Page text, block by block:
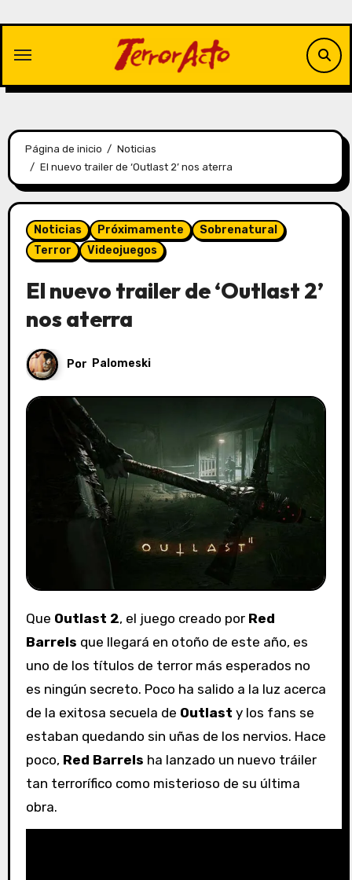
contenido
Página de inicio
Noticias
El nuevo trailer de ‘Outlast 2’ nos aterra
Noticias Próximamente
Sobrenatural
Terror
Videojuegos
El nuevo trailer de ‘Outlast 2’
nos aterra
Por Palomeski
Que Outlast 2, el juego creado por Red
Barrels que llegará en otoño de este año, es
uno de los títulos de terror más esperados no
es ningún secreto. Poco ha salido a la luz acerca
de la exitosa secuela de Outlast y los fans se
estaban quedando sin uñas de los nervios. Hace
poco, Red Barrels ha lanzado un nuevo tráiler
tan terrorífico como misterioso de su última
obra.